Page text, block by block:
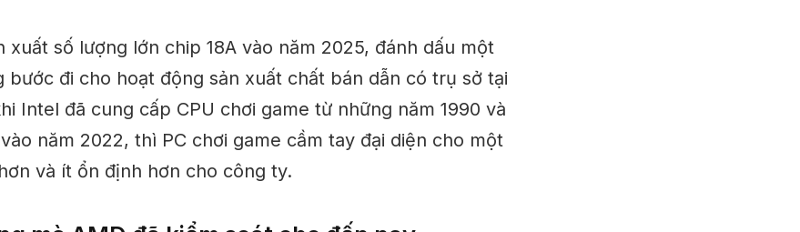
xuất số lượng lớn chip 18A vào năm 2025, đánh dấu một
bước đi cho hoạt động sản xuất chất bán dẫn có trụ sở tại
Intel đã cung cấp CPU chơi game từ những năm 1990 và
năm 2022, thì PC chơi game cầm tay đại diện cho một
và ít ổn định hơn cho công ty.